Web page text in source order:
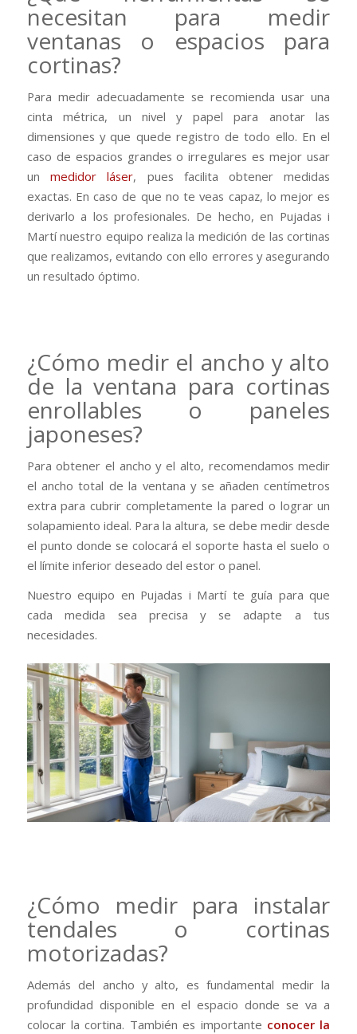
necesitan para medir
ventanas o espacios para
cortinas?
Para medir adecuadamente se recomienda usar una
cinta métrica, un nivel y papel para anotar las
dimensiones y que quede registro de todo ello. En el
caso de espacios grandes o irregulares es mejor usar
un medidor láser, pues facilita obtener medidas
exactas. En caso de que no te veas capaz, lo mejor es
derivarlo a los profesionales. De hecho, en Pujadas i
Martí nuestro equipo realiza la medición de las cortinas
que realizamos, evitando con ello errores y asegurando
un resultado óptimo.
¿Cómo medir el ancho y alto
de la ventana para cortinas
enrollables o paneles
japoneses?
Para obtener el ancho y el alto, recomendamos medir
el ancho total de la ventana y se añaden centímetros
extra para cubrir completamente la pared o lograr un
solapamiento ideal. Para la altura, se debe medir desde
el punto donde se colocará el soporte hasta el suelo o
el límite inferior deseado del estor o panel.
Nuestro equipo en Pujadas i Martí te guía para que
cada medida sea precisa y se adapte a tus
necesidades.
¿Cómo medir para instalar
tendales o cortinas
motorizadas?
Además del ancho y alto, es fundamental medir la
profundidad disponible en el espacio donde se va a
colocar la cortina. También es importante conocer la